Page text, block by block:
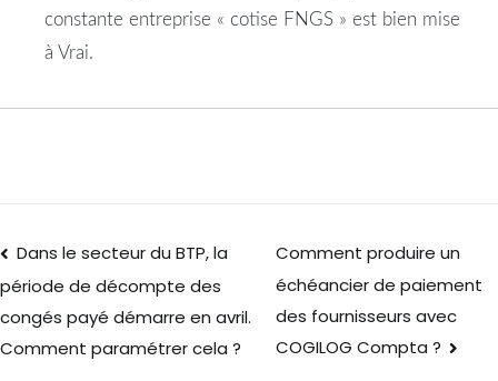
constante entreprise « cotise FNGS » est bien mise
à Vrai.
Dans le secteur du BTP, la
période de décompte des
congés payé démarre en avril.
Comment paramétrer cela ?
Comment produire un
échéancier de paiement
des fournisseurs avec
COGILOG Compta ?